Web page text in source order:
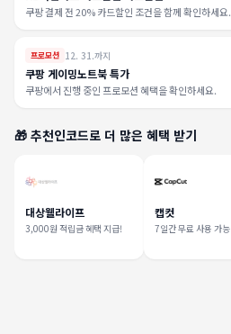
쿠팡 결제 전 20% 카드할인 조건을 함께 확인하세요.
프로모션 12. 31.까지
쿠팡 게이밍노트북 특가
쿠팡에서 진행 중인 프로모션 혜택을 확인하세요.
🎁 추천인코드로 더 많은 혜택 받기
대상웰라이프
3,000원 적립금 혜택 지급!
캡컷
7일간 무료 사용 가능